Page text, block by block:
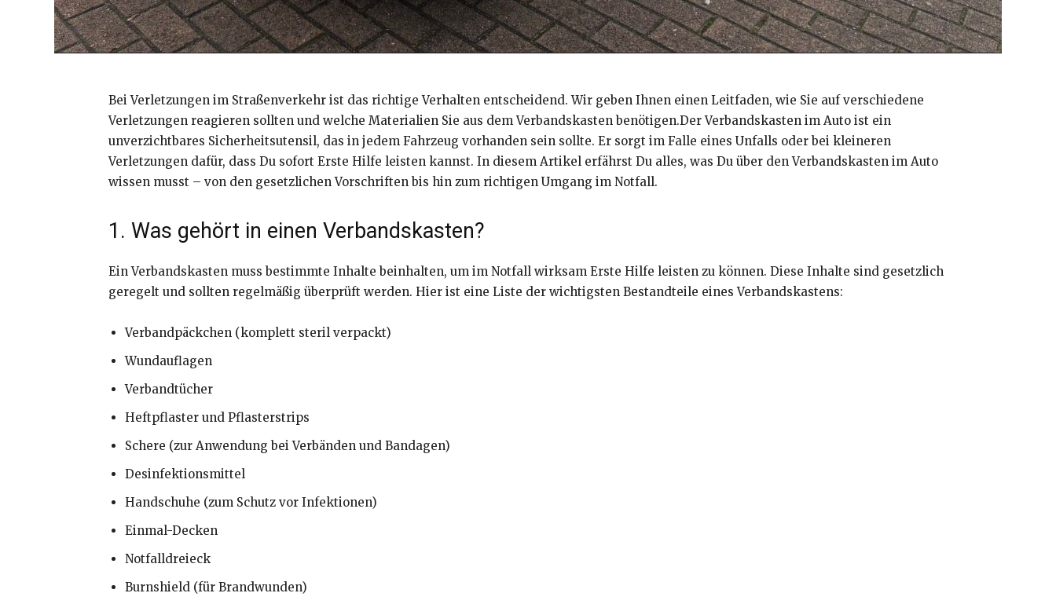
Bei Verletzungen im Straßenverkehr ist das richtige Verhalten entscheidend. Wir geben Ihnen einen Leitfaden, wie Sie auf verschiedene
Verletzungen reagieren sollten und welche Materialien Sie aus dem Verbandskasten benötigen.Der Verbandskasten im Auto ist ein
unverzichtbares Sicherheitsutensil, das in jedem Fahrzeug vorhanden sein sollte. Er sorgt im Falle eines Unfalls oder bei kleineren
Verletzungen dafür, dass Du sofort Erste Hilfe leisten kannst. In diesem Artikel erfährst Du alles, was Du über den Verbandskasten im Auto
wissen musst – von den gesetzlichen Vorschriften bis hin zum richtigen Umgang im Notfall.
1. Was gehört in einen Verbandskasten?
Ein Verbandskasten muss bestimmte Inhalte beinhalten, um im Notfall wirksam Erste Hilfe leisten zu können. Diese Inhalte sind gesetzlich
geregelt und sollten regelmäßig überprüft werden. Hier ist eine Liste der wichtigsten Bestandteile eines Verbandskastens:
Verbandpäckchen (komplett steril verpackt)
Wundauflagen
Verbandtücher
Heftpflaster und Pflasterstrips
Schere (zur Anwendung bei Verbänden und Bandagen)
Desinfektionsmittel
Handschuhe (zum Schutz vor Infektionen)
Einmal-Decken
Notfalldreieck
Burnshield (für Brandwunden)